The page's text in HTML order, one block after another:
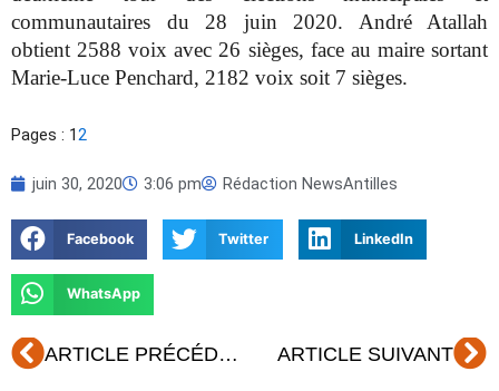
communautaires du 28 juin 2020. André Atallah
obtient 2588 voix avec 26 sièges, face au maire sortant
Marie-Luce Penchard, 2182 voix soit 7 sièges.
Pages : 12
juin 30, 2020 3:06 pm Rédaction NewsAntilles
Facebook Twitter LinkedIn
WhatsApp
Précédent ARTICLE PRÉCÉDENT ARTICLE SUIVANT